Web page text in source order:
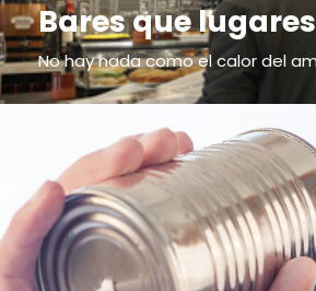
Bares que lugares
No hay nada como el calor del